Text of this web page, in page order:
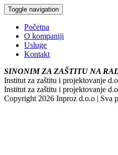
Toggle navigation
Početna
O kompaniji
Usluge
Kontakt
SINONIM ZA ZAŠTITU NA
Institut za zaštitu i projektovanje
Institut za zaštitu i projektovanje
Copyright 2026 Inproz d.o.o | Sva